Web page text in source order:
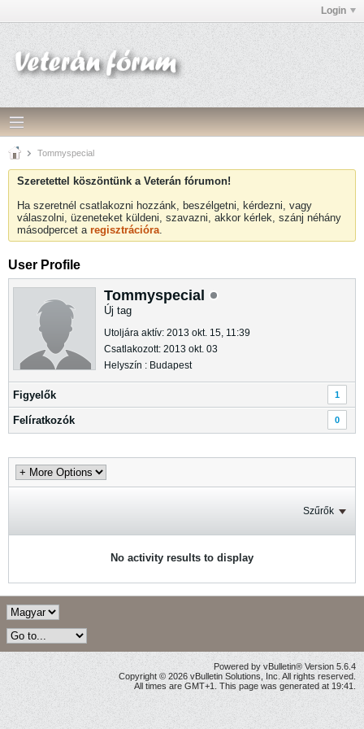
Login
Tommyspecial
Szeretettel köszöntünk a Veterán fórumon!
Ha szeretnél csatlakozni hozzánk, beszélgetni, kérdezni, vagy
válaszolni, üzeneteket küldeni, szavazni, akkor kérlek, szánj néhány
másodpercet a regisztrációra.
User Profile
Tommyspecial
Új tag
Utoljára aktív: 2013 okt. 15, 11:39
Csatlakozott: 2013 okt. 03
Helyszín : Budapest
Figyelők 1
Felíratkozók 0
Szűrők
No activity results to display
Powered by vBulletin® Version 5.6.4
Copyright © 2026 vBulletin Solutions, Inc. All rights reserved.
All times are GMT+1. This page was generated at 19:41.